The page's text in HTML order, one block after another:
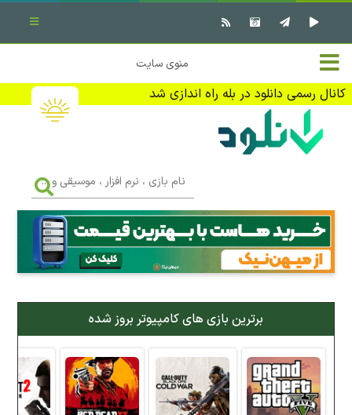
خانه
تماس با ما
تبلیغات
منوی سایت
کانال رسمی دانلود در بله راه اندازی شد
✖ بستن منو
نرم افزار کامپیوتر
بازی کامپیوتر
کتاب
جهت دریافت آخرین اخبار و اطلاعات ما را در کانال رسمی دانلود در
بله دنبال کنید (ورود)
بازی
،
نرم
افزار
،
موسیقی
...
برترین بازی های کامپیوتر بروز شده